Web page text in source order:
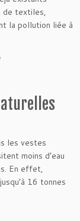
de textiles,
la pollution liée à
les vestes
moins d’eau
En effet,
16 tonnes